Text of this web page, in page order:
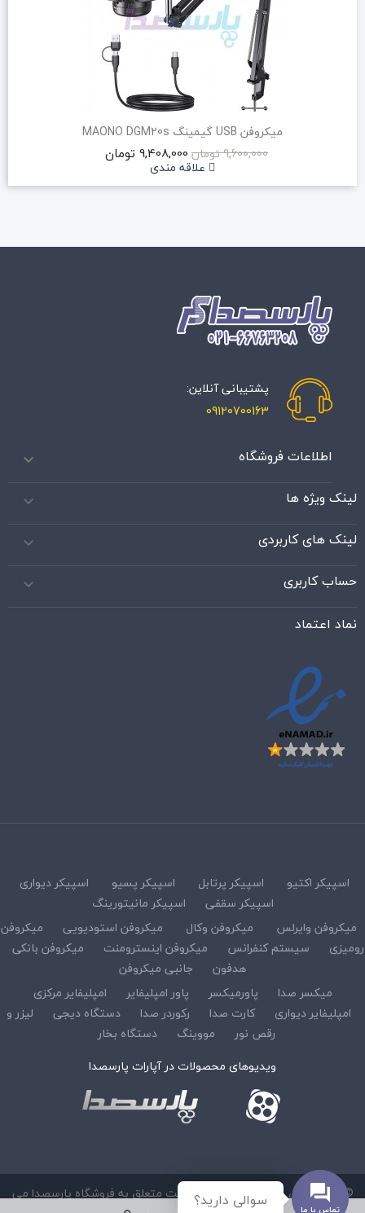
میکروفن USB گیمینگ MAONO DGM20s
9,600,000 تومان
9,408,000 تومان
علاقه مندی
پشتیبانی آنلاین:
09120700163
اطلاعات فروشگاه 
لینک ویژه ها 
لینک های کاربردی 
حساب کاربری 
نماد اعتماد
اسپیکر اکتیو اسپیکر پرتابل اسپیکر پسیو
اسپیکر دیواری
اسپیکر سقفی
اسپیکر مانیتورینگ
میکروفن وایرلس
میکروفن وکال میکروفن استودیویی
میکروفن
رومیزی
سیستم کنفرانس میکروفن اینسترومنت
میکروفن بانکی
هدفون
جانبی میکروفن
میکسر صدا
پاورمیکسر پاور امپلیفایر
امپلیفایر مرکزی
امپلیفایر دیواری
کارت صدا رکوردر صدا دستگاه دیجی
لیزر و
رقص نور
مووینگ
دستگاه بخار
ویدیوهای محصولات در آپارات پارسصدا
© کلیه حقوق مادی و معنوی این سایت متعلق به فروشگاه پارسصدا می
تماس با ما سوالی دارید؟